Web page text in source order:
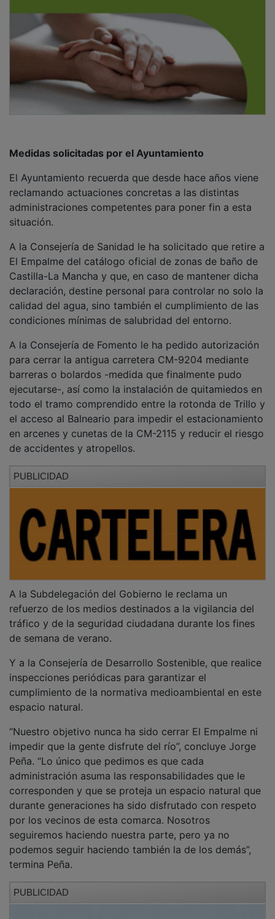
reclamando actuaciones concretas a las distintas
administraciones competentes para poner fin a esta
situación.
El Empalme del catálogo oficial de zonas de baño de
Castilla-La Mancha y que, en caso de mantener dicha
declaración, destine personal para controlar no solo la
calidad del agua, sino también el cumplimiento de las
condiciones mínimas de salubridad del entorno.
para cerrar la antigua carretera CM-9204 mediante
barreras o bolardos -medida que finalmente pudo
ejecutarse-, así como la instalación de quitamiedos en
todo el tramo comprendido entre la rotonda de Trillo y
el acceso al Balneario para impedir el estacionamiento
en arcenes y cunetas de la CM-2115 y reducir el riesgo
de accidentes y atropellos.
refuerzo de los medios destinados a la vigilancia del
tráfico y de la seguridad ciudadana durante los fines
de semana de verano.
inspecciones periódicas para garantizar el
cumplimiento de la normativa medioambiental en este
espacio natural.
impedir que la gente disfrute del río”, concluye Jorge
Peña. “Lo único que pedimos es que cada
administración asuma las responsabilidades que le
corresponden y que se proteja un espacio natural que
durante generaciones ha sido disfrutado con respeto
por los vecinos de esta comarca. Nosotros
seguiremos haciendo nuestra parte, pero ya no
podemos seguir haciendo también la de los demás”,
termina Peña.